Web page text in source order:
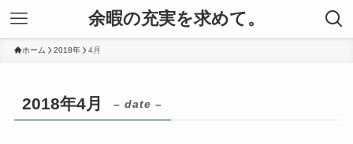
余暇の充実を求めて。
ホーム 2018年 4月
2018年4月 – date –